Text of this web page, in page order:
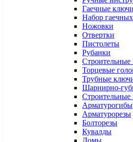
Гаечные ключи
Набор
Ножовки
Отвертки
Пистолеты
Рубанки
Торцевые
Трубные
Шарнирно-
Строительные
Арматурогибы
Арматурорезы
Болторезы
Кувалды
Ломы